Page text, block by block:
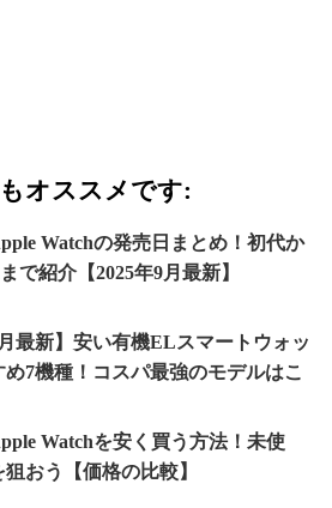
オススメです:
Watchの発売日まとめ！初代か
で紹介【2025年9月最新】
月最新】安い有機ELスマートウォッ
7機種！コスパ最強のモデルはこ
Watchを安く買う方法！未使
おう【価格の比較】